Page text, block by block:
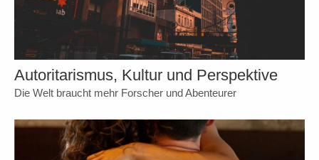
Autoritarismus, Kultur und Perspektive
Die Welt braucht mehr Forscher und Abenteurer